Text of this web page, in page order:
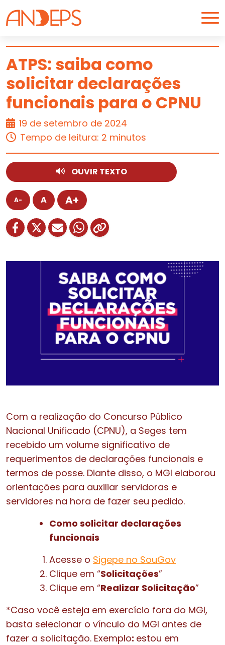
Skip to content
ARTIGO
ATPS: saiba como
solicitar declarações
funcionais para o CPNU
19 de setembro de 2024
Tempo de leitura: 2 minutos
OUVIR TEXTO
A- A A+
Com a realização do Concurso Público
Nacional Unificado (CPNU), a Seges tem
recebido um volume significativo de
requerimentos de declarações funcionais e
termos de posse. Diante disso, o MGI elaborou
orientações para auxiliar servidoras e
servidores na hora de fazer seu pedido.
Como solicitar declarações
funcionais
Acesse o Sigepe no SouGov
Clique em “Solicitações”
Clique em “Realizar Solicitação”
*Caso você esteja em exercício fora do MGI,
basta selecionar o vínculo do MGI antes de
fazer a solicitação. Exemplo: estou em